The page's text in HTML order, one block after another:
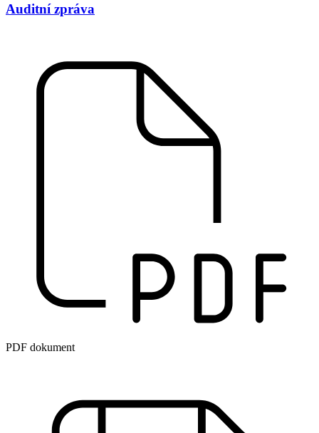
Auditní zpráva
PDF dokument